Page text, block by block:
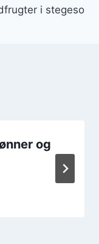
i stegeso
og